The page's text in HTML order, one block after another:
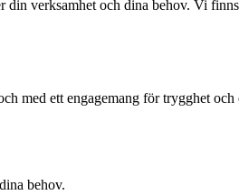
verksamhet och dina behov. Vi
med ett engagemang för trygghet
behov.